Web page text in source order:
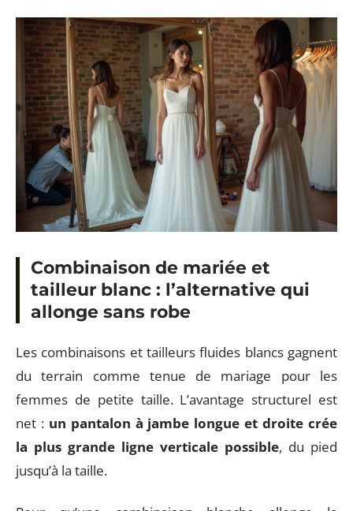
Combinaison de mariée et
tailleur blanc : l’alternative qui
allonge sans robe
Les combinaisons et tailleurs fluides blancs gagnent
du terrain comme tenue de mariage pour les
femmes de petite taille. L’avantage structurel est
net : un pantalon à jambe longue et droite crée
la plus grande ligne verticale possible, du pied
jusqu’à la taille.